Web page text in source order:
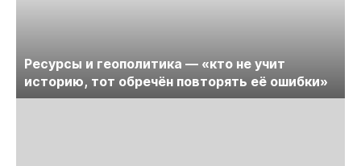
Ресурсы и геополитика — «кто не учит
историю, тот обречён повторять её ошибки»